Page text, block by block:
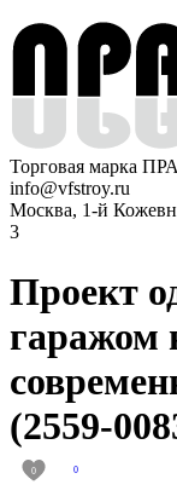
Торговая марка
info@vfstroy.ru
Москва, 1-й
3
Проект
гаражом
(2559-
0 0